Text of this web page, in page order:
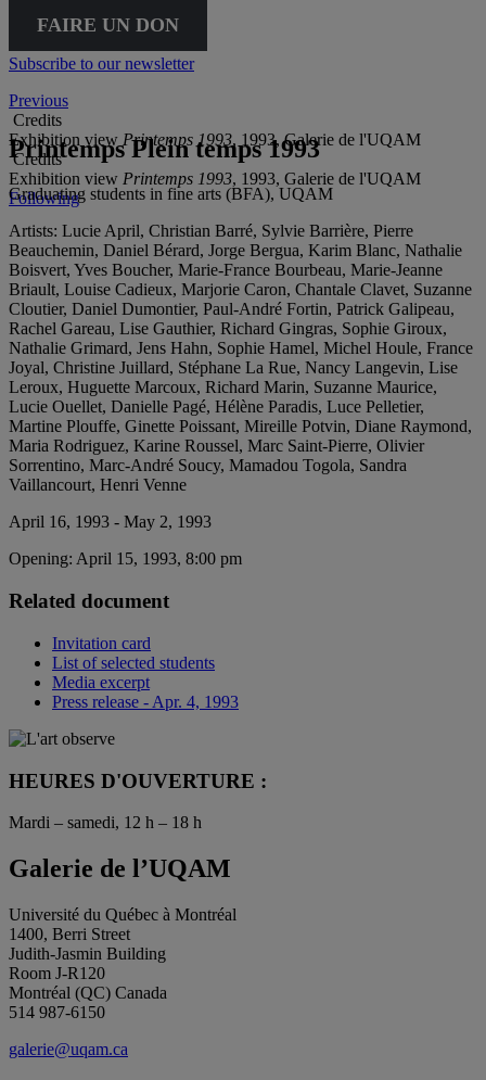
FAIRE UN DON
Subscribe to our newsletter
Previous
Credits
Exhibition view Printemps 1993, 1993, Galerie de l'UQAM
Credits
Exhibition view Printemps 1993, 1993, Galerie de l'UQAM
Following
Printemps Plein temps 1993
Graduating students in fine arts (BFA), UQAM
Artists: Lucie April, Christian Barré, Sylvie Barrière, Pierre
Beauchemin, Daniel Bérard, Jorge Bergua, Karim Blanc, Nathalie
Boisvert, Yves Boucher, Marie-France Bourbeau, Marie-Jeanne
Briault, Louise Cadieux, Marjorie Caron, Chantale Clavet, Suzanne
Cloutier, Daniel Dumontier, Paul-André Fortin, Patrick Galipeau,
Rachel Gareau, Lise Gauthier, Richard Gingras, Sophie Giroux,
Nathalie Grimard, Jens Hahn, Sophie Hamel, Michel Houle, France
Joyal, Christine Juillard, Stéphane La Rue, Nancy Langevin, Lise
Leroux, Huguette Marcoux, Richard Marin, Suzanne Maurice,
Lucie Ouellet, Danielle Pagé, Hélène Paradis, Luce Pelletier,
Martine Plouffe, Ginette Poissant, Mireille Potvin, Diane Raymond,
Maria Rodriguez, Karine Roussel, Marc Saint-Pierre, Olivier
Sorrentino, Marc-André Soucy, Mamadou Togola, Sandra
Vaillancourt, Henri Venne
April 16, 1993 - May 2, 1993
Opening: April 15, 1993, 8:00 pm
Related document
Invitation card
List of selected students
Media excerpt
Press release - Apr. 4, 1993
HEURES D'OUVERTURE :
Mardi – samedi, 12 h – 18 h
Galerie de l’UQAM
Université du Québec à Montréal
1400, Berri Street
Judith-Jasmin Building
Room J-R120
Montréal (QC) Canada
514 987-6150
galerie@uqam.ca